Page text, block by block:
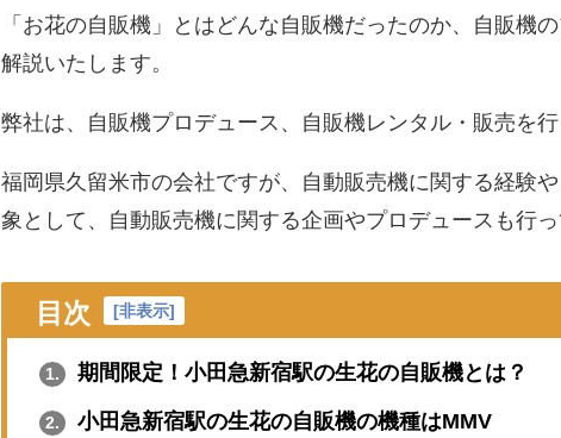
「お花の自販機」とはどんな自販機だったのか、自販機
解説いたします。
弊社は、自販機プロデュース、自販機レンタル・販売を行
福岡県久留米市の会社ですが、自動販売機に関する経験
象として、自動販売機に関する企画やプロデュースも行っ
目次 [非表示]
1. 期間限定！小田急新宿駅の生花の自販機とは？
2. 小田急新宿駅の生花の自販機の機種はMMV